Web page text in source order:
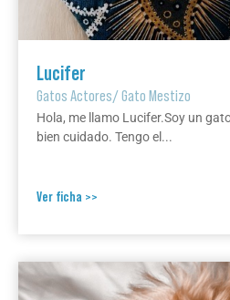
Lucifer
Gatos Actores/Gato Mestizo
Hola, me llamo Lucifer.Soy un
bien cuidado. Tengo el...
Ver ficha >>